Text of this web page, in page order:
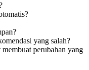
yang salah?
perubahan yang